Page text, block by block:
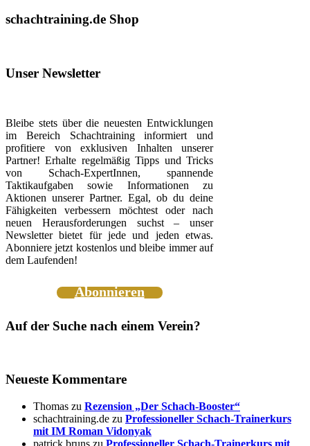
schachtraining.de Shop
Unser Newsletter
Bleibe stets über die neuesten Entwicklungen
im Bereich Schachtraining informiert und
profitiere von exklusiven Inhalten unserer
Partner! Erhalte regelmäßig Tipps und Tricks
von Schach-ExpertInnen, spannende
Taktikaufgaben sowie Informationen zu
Aktionen unserer Partner. Egal, ob du deine
Fähigkeiten verbessern möchtest oder nach
neuen Herausforderungen suchst – unser
Newsletter bietet für jede und jeden etwas.
Abonniere jetzt kostenlos und bleibe immer auf
dem Laufenden!
Abonnieren
Auf der Suche nach einem Verein?
Neueste Kommentare
Thomas zu Rezension „Der Schach-Booster“
schachtraining.de zu Professioneller Schach-Trainerkurs
mit IM Roman Vidonyak